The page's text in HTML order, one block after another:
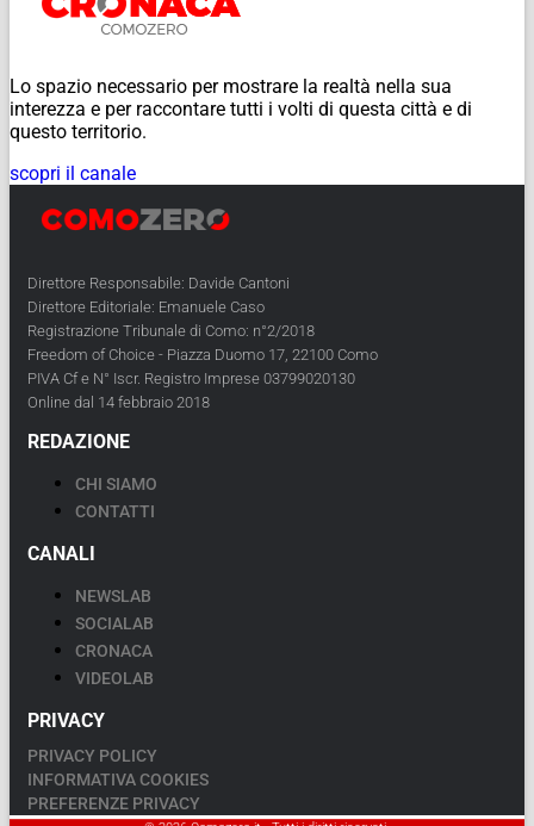
Lo spazio necessario per mostrare la realtà nella sua
interezza e per raccontare tutti i volti di questa città e di
questo territorio.
scopri il canale
Direttore Responsabile: Davide Cantoni
Direttore Editoriale: Emanuele Caso
Registrazione Tribunale di Como: n°2/2018
Freedom of Choice - Piazza Duomo 17, 22100 Como
PIVA Cf e N° Iscr. Registro Imprese 03799020130
Online dal 14 febbraio 2018
REDAZIONE
CHI SIAMO
CONTATTI
CANALI
NEWSLAB
SOCIALAB
CRONACA
VIDEOLAB
PRIVACY
PRIVACY POLICY
INFORMATIVA COOKIES
PREFERENZE PRIVACY